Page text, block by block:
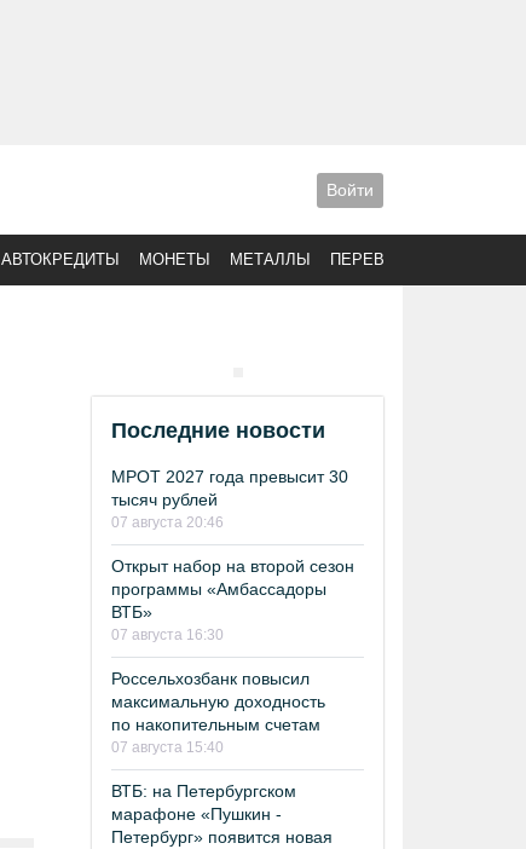
Войти
АВТОКРЕДИТЫ МОНЕТЫ МЕТАЛЛЫ ПЕРЕВОДЫ
Последние новости
МРОТ 2027 года превысит 30
тысяч рублей
07 августа 20:46
Открыт набор на второй сезон
программы «Амбассадоры
ВТБ»
07 августа 16:30
Россельхозбанк повысил
максимальную доходность
по накопительным счетам
07 августа 15:40
ВТБ: на Петербургском
марафоне «Пушкин -
Петербург» появится новая